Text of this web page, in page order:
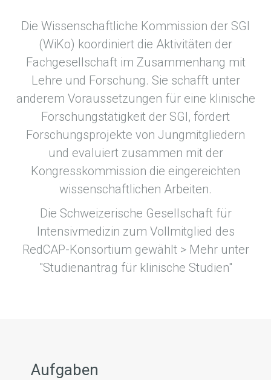
Die Wissenschaftliche Kommission der SGI
(WiKo) koordiniert die Aktivitäten der
Fachgesellschaft im Zusammenhang mit
Lehre und Forschung. Sie schafft unter
anderem Voraussetzungen für eine klinische
Forschungstätigkeit der SGI, fördert
Forschungsprojekte von Jungmitgliedern
und evaluiert zusammen mit der
Kongresskommission die eingereichten
wissenschaftlichen Arbeiten.
Die Schweizerische Gesellschaft für
Intensivmedizin zum Vollmitglied des
RedCAP-Konsortium gewählt > Mehr unter
"Studienantrag für klinische Studien"
Aufgaben